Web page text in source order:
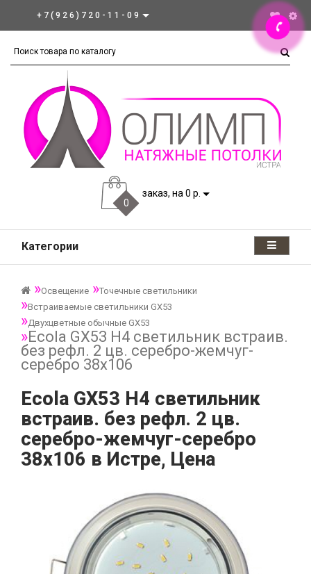
+7(926)720-11-09
0
заказ, на 0 р.
Категории
Освещение
Точечные светильники
Встраиваемые светильники GX53
Двухцветные обычные GX53
Ecola GX53 H4 светильник встраив.
без рефл. 2 цв. серебро-жемчуг-
серебро 38х106
Ecola GX53 H4 светильник
встраив. без рефл. 2 цв.
серебро-жемчуг-серебро
38х106 в Истре, Цена